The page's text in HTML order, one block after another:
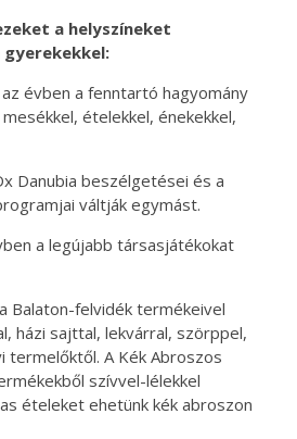
a helyszíneket
évben a fenntartó hagyomány
ételekkel, énekekkel,
Danubia beszélgetései és a
váltják egymást.
a legújabb társasjátékokat
Balaton-felvidék termékeivel
házi sajttal, lekvárral, szörppel,
termelőktől. A Kék Abroszos
szívvel-lélekkel
ételeket ehetünk kék abroszon